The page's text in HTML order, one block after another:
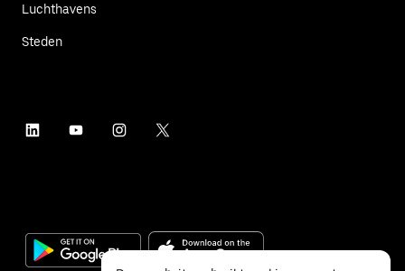
Luchthavens
Steden